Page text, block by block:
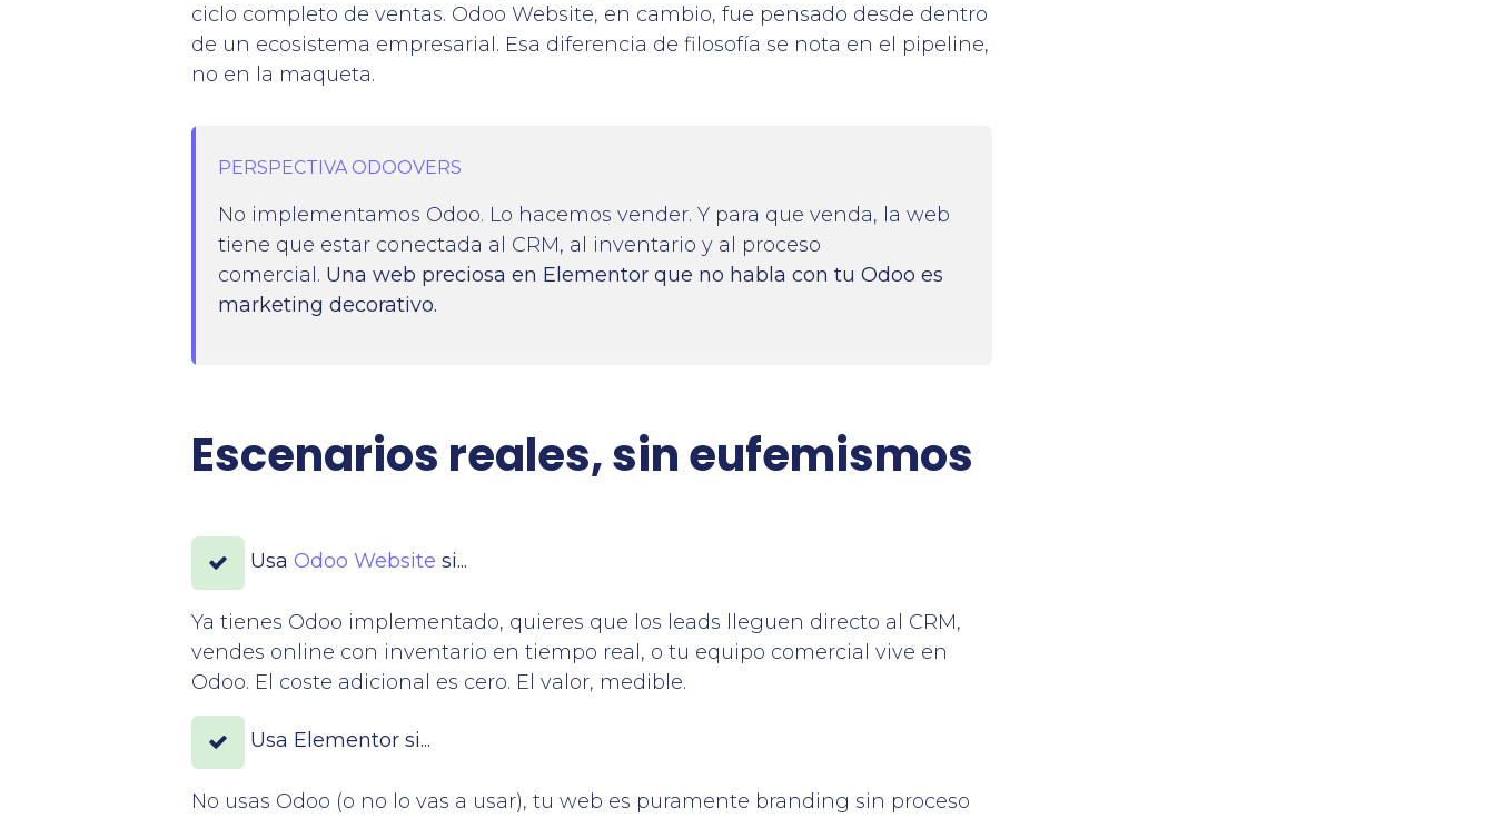
ciclo completo de ventas. Odoo Website, en cambio, fue pensado desde dentro
de un ecosistema empresarial. Esa diferencia de filosofía se nota en el pipeline,
no en la maqueta.
PERSPECTIVA ODOOVERS
No implementamos Odoo. Lo hacemos vender. Y para que venda, la web
tiene que estar conectada al CRM, al inventario y al proceso
comercial. Una web preciosa en Elementor que no habla con tu Odoo es
marketing decorativo.
Escenarios reales, sin eufemismos
Usa Odoo Website si...
Ya tienes Odoo implementado, quieres que los leads lleguen directo al CRM,
vendes online con inventario en tiempo real, o tu equipo comercial vive en
Odoo. El coste adicional es cero. El valor, medible.
Usa Elementor si...
No usas Odoo (o no lo vas a usar), tu web es puramente branding sin proceso